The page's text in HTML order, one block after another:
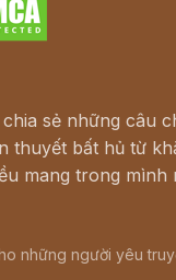
sẻ những câu
thuyết bất hủ từ
mang trong mình
những người yêu